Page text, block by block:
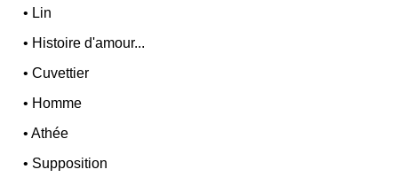
• Lin
• Histoire d'amour...
•Cuvettier
• Homme
•Athée
• Supposition